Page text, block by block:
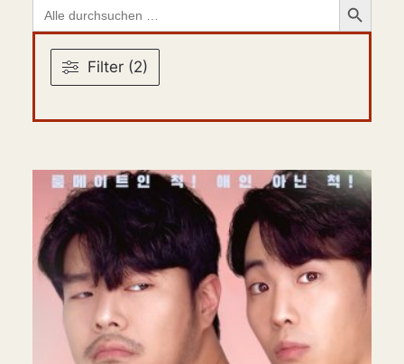
Search
for:
Filter (2)